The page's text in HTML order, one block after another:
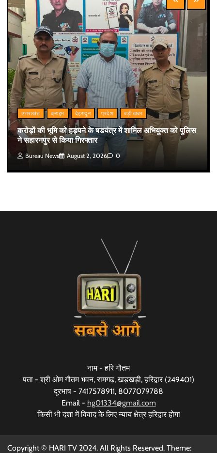
उत्तराखंड क्राइम देहरादून प्रदेश बड़ी खबर
करोड़ों की भूमि को हड़पने के षडयंत्र में शामिल अभियुक्त को पुलिस
ने सहारनपुर से किया गिरफ्तार
Bureau News August 2, 2026 0
नाम - हरि गौतम
पता - श्री ओम गौतम भवन, रामगढ़, खड़खड़ी, हरिद्वार (249401)
दूरभाष - 7417578911, 8077079788
Email - hg01334@gmail.com
किसी भी दशा में विवाद के लिए न्याय क्षेत्र हरिद्वार होगा
Copyright © HARI TV 2024. All Rights Reserved. Theme: